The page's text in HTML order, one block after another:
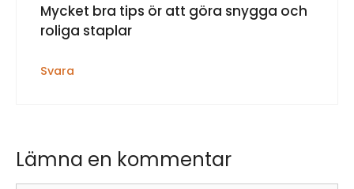
Mycket bra tips ör att göra snygga och
roliga staplar
Svara
Lämna en kommentar